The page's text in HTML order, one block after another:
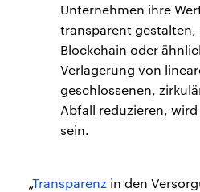
Unternehmen ihre
transparent gestalten,
Blockchain oder
Verlagerung von
geschlossenen,
Abfall reduzieren,
sein.
„Transparenz in den